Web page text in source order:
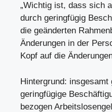
„Wichtig ist, dass sich
durch geringfügig
die geänderten
Änderungen in der
Kopf auf die
Hintergrund:
geringfügige
bezogen